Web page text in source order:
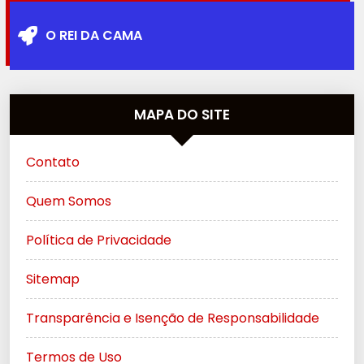
O REI DA CAMA
MAPA DO SITE
Contato
Quem Somos
Política de Privacidade
Sitemap
Transparência e Isenção de Responsabilidade
Termos de Uso